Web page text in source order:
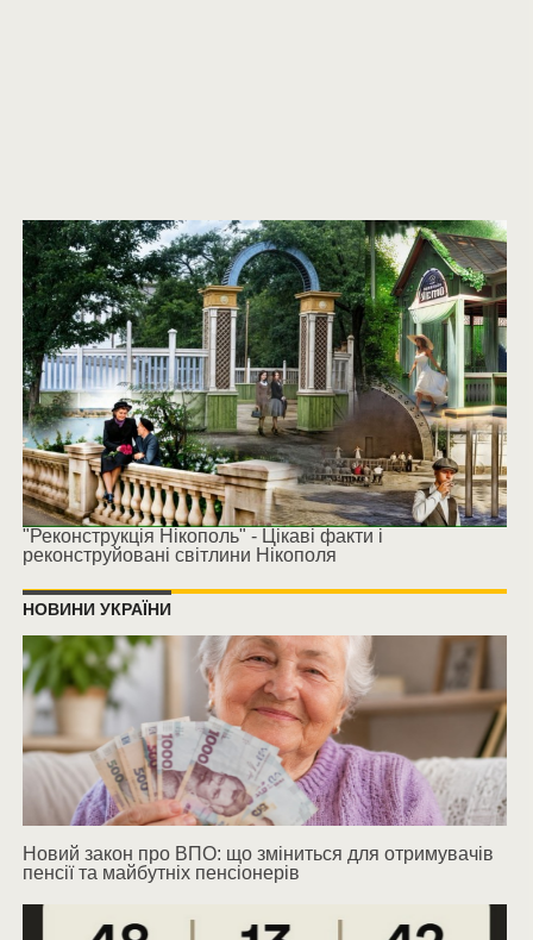
"Реконструкція Нікополь" - Цікаві факти і
реконструйовані світлини Нікополя
НОВИНИ УКРАЇНИ
Новий закон про ВПО: що зміниться для отримувачів
пенсії та майбутніх пенсіонерів